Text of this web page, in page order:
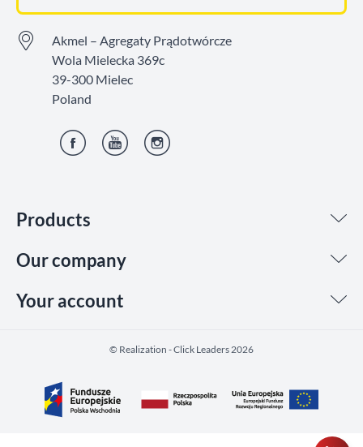
Products
Our company
Your account
Akmel – Agregaty Prądotwórcze
Wola Mielecka 369c
39-300 Mielec
Poland
©️ Realization - Click Leaders 2026